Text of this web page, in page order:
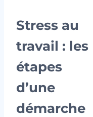
Stress au
travail : les
étapes
d’une
démarche